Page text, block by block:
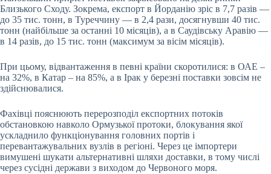
Близького Сходу. Зокрема, експорт в Йорданію зріс в 7,7 разів —
до 35 тис. тонн, в Туреччину — в 2,4 рази, досягнувши 40 тис.
тонн (найбільше за останні 10 місяців), а в Саудівську Аравію —
в 14 разів, до 15 тис. тонн (максимум за вісім місяців).
При цьому, відвантаження в певні країни скоротилися: в ОАЕ –
на 32%, в Катар – на 85%, а в Ірак у березні поставки зовсім не
здійснювалися.
Фахівці пояснюють перерозподіл експортних потоків
обстановкою навколо Ормузької протоки, блокування якої
ускладнило функціонування головних портів і
перевантажувальних вузлів в регіоні. Через це імпортери
вимушені шукати альтернативні шляхи доставки, в тому числі
через сусідні держави з виходом до Червоного моря.